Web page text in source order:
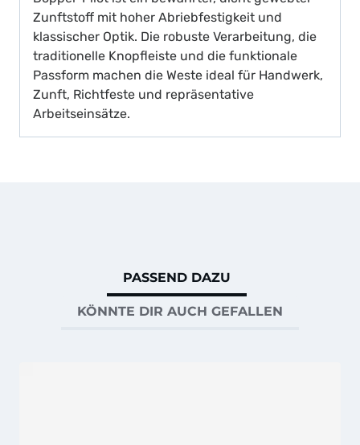
Zunftstoff mit hoher Abriebfestigkeit und
klassischer Optik. Die robuste Verarbeitung, die
traditionelle Knopfleiste und die funktionale
Passform machen die Weste ideal für Handwerk,
Zunft, Richtfeste und repräsentative
Arbeitseinsätze.
PASSEND DAZU
KÖNNTE DIR AUCH GEFALLEN